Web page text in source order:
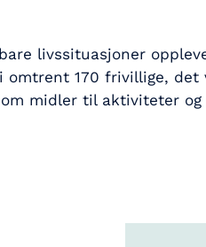
livssituasjoner
170 frivillige,
midler til aktiviteter